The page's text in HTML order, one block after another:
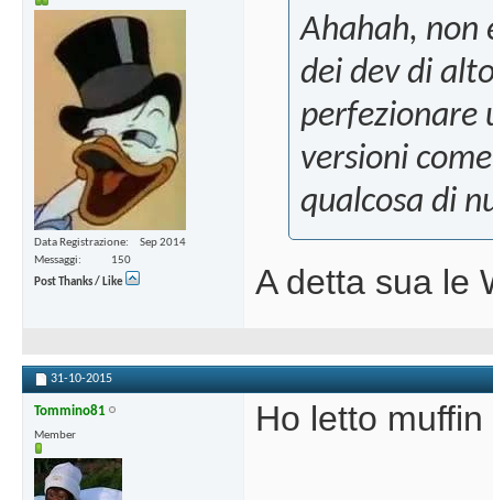
Data Registrazione
Sep 2014
Messaggi
150
Post Thanks / Like
Ahahah, non
dei dev di
perfezionare
versioni
qualcosa di
A detta sua le
31-10-2015
Tommino81
Member Ho letto